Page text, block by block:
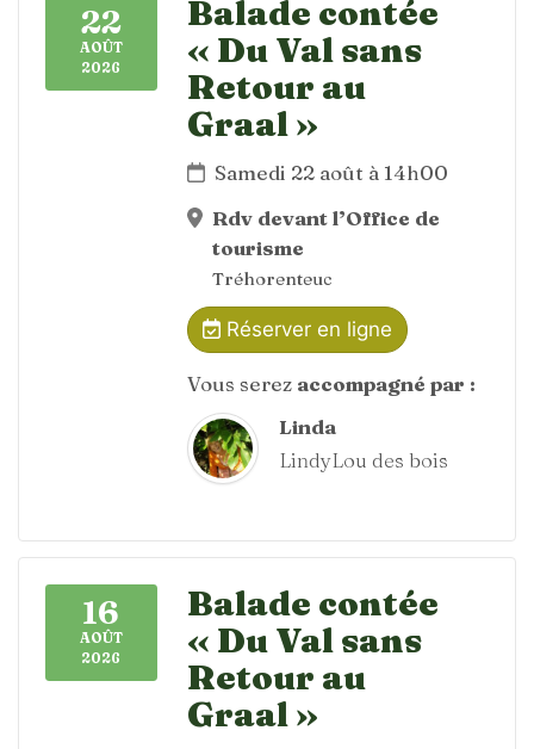
22
AOÛT
2026
Balade contée
« Du Val sans
Retour au
Graal »
Samedi 22 août à 14h00
Rdv devant l’Office de
tourisme
Tréhorenteuc
Réserver en ligne
Vous serez accompagné par :
Linda
LindyLou des bois
16
AOÛT
2026
Balade contée
« Du Val sans
Retour au
Graal »